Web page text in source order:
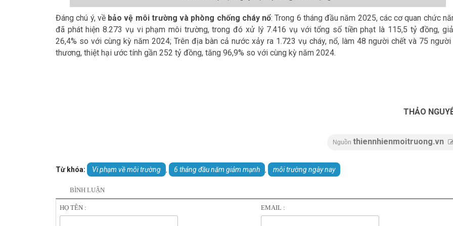
Đáng chú ý, về bảo vệ môi trường và phòng chống cháy nổ: Trong 6 tháng đầu năm 2025, các cơ quan chức
đã phát hiện 8.273 vụ vi phạm môi trường, trong đó xử lý 7.416 vụ với tổng số tiền phạt là 115,5 tỷ đồng,
26,4% so với cùng kỳ năm 2024; Trên địa bàn cả nước xảy ra 1.723 vụ cháy, nổ, làm 48 người chết và 75 người
thương, thiệt hại ước tính gần 252 tỷ đồng, tăng 96,9% so với cùng kỳ năm 2024.
THẢO
Nguồn thiennhienmoitruong.vn
Từ khóa: Vi phạm về môi trường , 6 tháng đầu năm giảm mạnh , môi trường ngày nay
BÌNH LUẬN
HỌ TÊN : EMAIL :